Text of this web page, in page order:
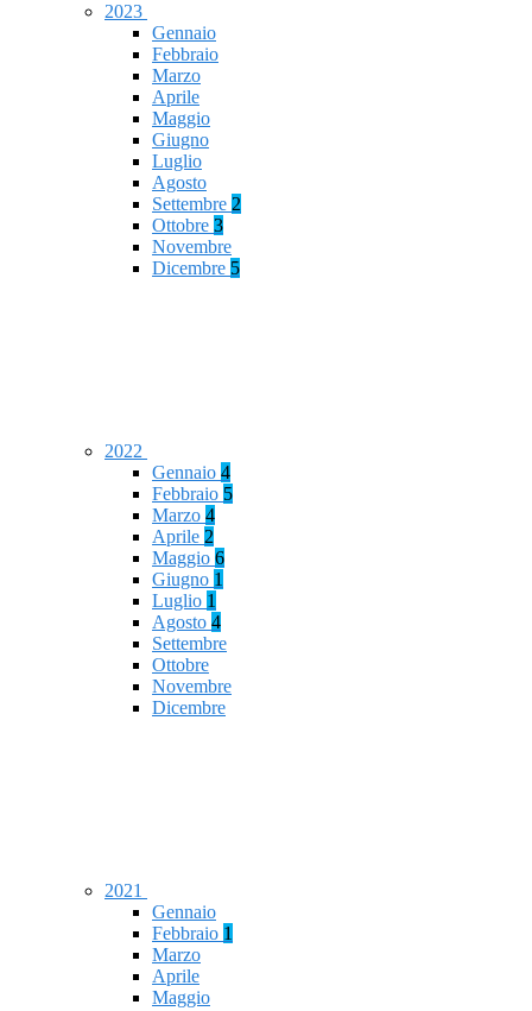
2023
Gennaio
Febbraio
Marzo
Aprile
Maggio
Giugno
Luglio
Agosto
Settembre 2
Ottobre 3
Novembre
Dicembre 5
2022
Gennaio 4
Febbraio 5
Marzo 4
Aprile 2
Maggio 6
Giugno 1
Luglio 1
Agosto 4
Settembre
Ottobre
Novembre
Dicembre
2021
Gennaio
Febbraio 1
Marzo
Aprile
Maggio